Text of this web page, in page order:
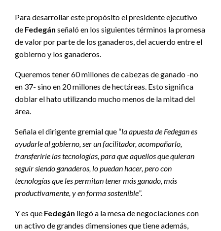
Para desarrollar este propósito el presidente ejecutivo
de Fedegán señaló en los siguientes términos la promesa
de valor por parte de los ganaderos, del acuerdo entre el
gobierno y los ganaderos.
Queremos tener 60 millones de cabezas de ganado -no
en 37- sino en 20 millones de hectáreas. Esto significa
doblar el hato utilizando mucho menos de la mitad del
área.
Señala el dirigente gremial que “la apuesta de Fedegan es
ayudarle al gobierno, ser un facilitador, acompañarlo,
transferirle las tecnologías, para que aquellos que quieran
seguir siendo ganaderos, lo puedan hacer, pero con
tecnologías que les permitan tener más ganado, más
productivamente, y en forma sostenible”.
Y es que Fedegán llegó a la mesa de negociaciones con
un activo de grandes dimensiones que tiene además,